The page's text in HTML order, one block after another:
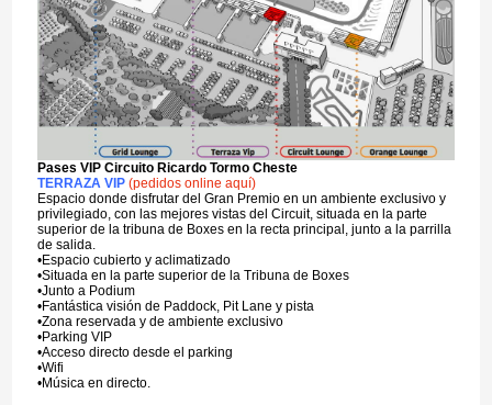
Pases VIP Circuito Ricardo Tormo Cheste
TERRAZA VIP (pedidos online aquí)
Espacio donde disfrutar del Gran Premio en un ambiente exclusivo y
privilegiado, con las mejores vistas del Circuit, situada en la parte
superior de la tribuna de Boxes en la recta principal, junto a la parrilla
de salida.
•Espacio cubierto y aclimatizado
•Situada en la parte superior de la Tribuna de Boxes
•Junto a Podium
•Fantástica visión de Paddock, Pit Lane y pista
•Zona reservada y de ambiente exclusivo
•Parking VIP
•Acceso directo desde el parking
•Wifi
•Música en directo.